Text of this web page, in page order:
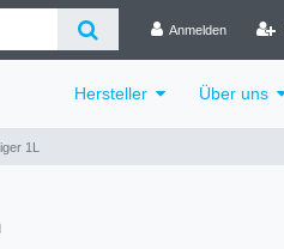
Anmelden
Hersteller Über uns
1L